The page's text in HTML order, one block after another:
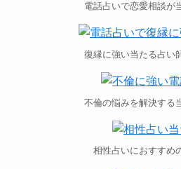
電話占いで恋愛相談が
復縁に強い当たる占い
不倫の悩みを解決する
相性占いにおすすめ